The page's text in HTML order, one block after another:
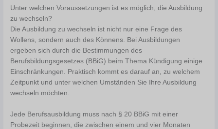
Unter welchen Voraussetzungen ist es möglich, die Ausbildung
zu wechseln?
Die Ausbildung zu wechseln ist nicht nur eine Frage des
Wollens, sondern auch des Könnens. Bei Ausbildungen
ergeben sich durch die Bestimmungen des
Berufsbildungsgesetzes (BBiG) beim Thema Kündigung einige
Einschränkungen. Praktisch kommt es darauf an, zu welchem
Zeitpunkt und unter welchen Umständen Sie Ihre Ausbildung
wechseln möchten.
Jede Berufsausbildung muss nach § 20 BBiG mit einer
Probezeit beginnen, die zwischen einem und vier Monaten